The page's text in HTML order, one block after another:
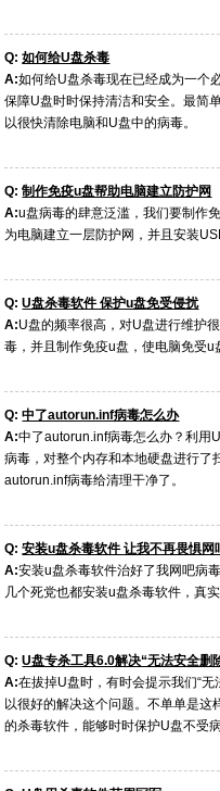
Q: 如何给U盘杀毒
A:如何给U盘杀毒现在已经成为一个
保障U盘时时保持清洁和安全。最
以很快清除电脑和U盘中的病毒。
Q: 制作免疫u盘帮助电脑建立防护网
A:u盘病毒的肆意泛滥，我们要制作
为电脑建立一层防护网，并且安装
Q: U盘杀毒软件 保护u盘免受侵扰
A:U盘的频率很高，对U盘进行维护
毒，并且制作免疫u盘，使电脑免受u
Q: 中了autorun.inf病毒怎么办
A:中了autorun.inf病毒怎么办？利用
病毒，对整个内存和本地硬盘进行了
autorun.inf病毒给清理干净了。
Q: 安装u盘杀毒软件 让我不再畏惧网
A:安装u盘杀毒软件治好了我网吧病
几个死党也都安装u盘杀毒软件，真
Q: U盘专杀工具6.0解决“无法安全删
A:在拔掉U盘时，有时会提示我们“
以很好的解决这个问题。不单单是
的杀毒软件，能够时时保护U盘不受病